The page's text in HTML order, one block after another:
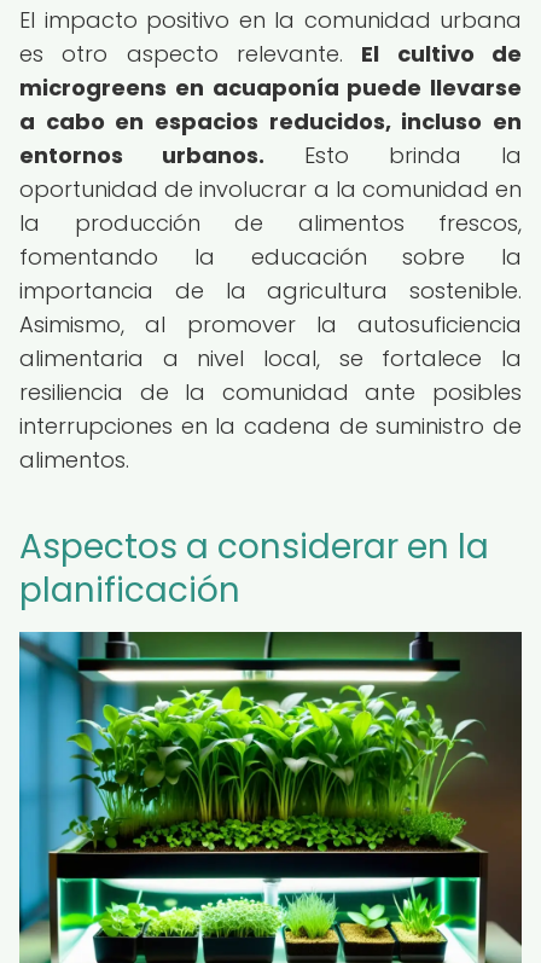
El impacto positivo en la comunidad urbana
es otro aspecto relevante. El cultivo de
microgreens en acuaponía puede llevarse
a cabo en espacios reducidos, incluso en
entornos urbanos. Esto brinda la
oportunidad de involucrar a la comunidad en
la producción de alimentos frescos,
fomentando la educación sobre la
importancia de la agricultura sostenible.
Asimismo, al promover la autosuficiencia
alimentaria a nivel local, se fortalece la
resiliencia de la comunidad ante posibles
interrupciones en la cadena de suministro de
alimentos.
Aspectos a considerar en la
planificación